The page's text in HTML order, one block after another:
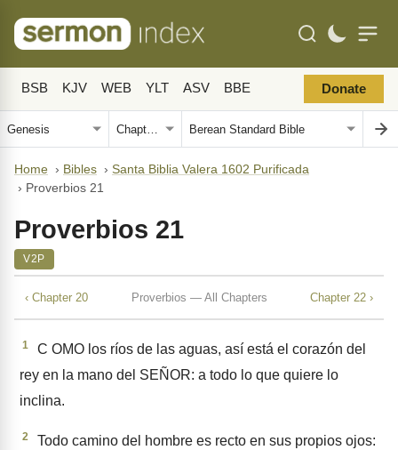
BSB KJV WEB YLT ASV BBE Donate
Home › Bibles › Santa Biblia Valera 1602 Purificada
› Proverbios 21
Proverbios 21
V2P
‹ Chapter 20 Proverbios — All Chapters Chapter 22 ›
1
C OMO los ríos de las aguas, así está el corazón del
rey en la mano del SEÑOR: a todo lo que quiere lo
inclina.
2
Todo camino del hombre es recto en sus propios ojos: